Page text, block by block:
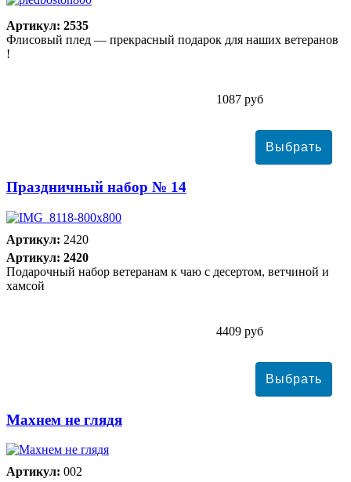
Артикул: 2535
Флисовый плед — прекрасный подарок для наших ветеранов
!
1087 руб
Праздничный набор № 14
Артикул: 2420
Артикул: 2420
Подарочный набор ветеранам к чаю с десертом, ветчиной и
хамсой
4409 руб
Махнем не глядя
Артикул: 002